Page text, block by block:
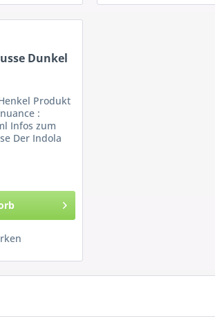
Dunkel
Produkt
:
Infos zum
Der Indola
Zum Einen
Haar...